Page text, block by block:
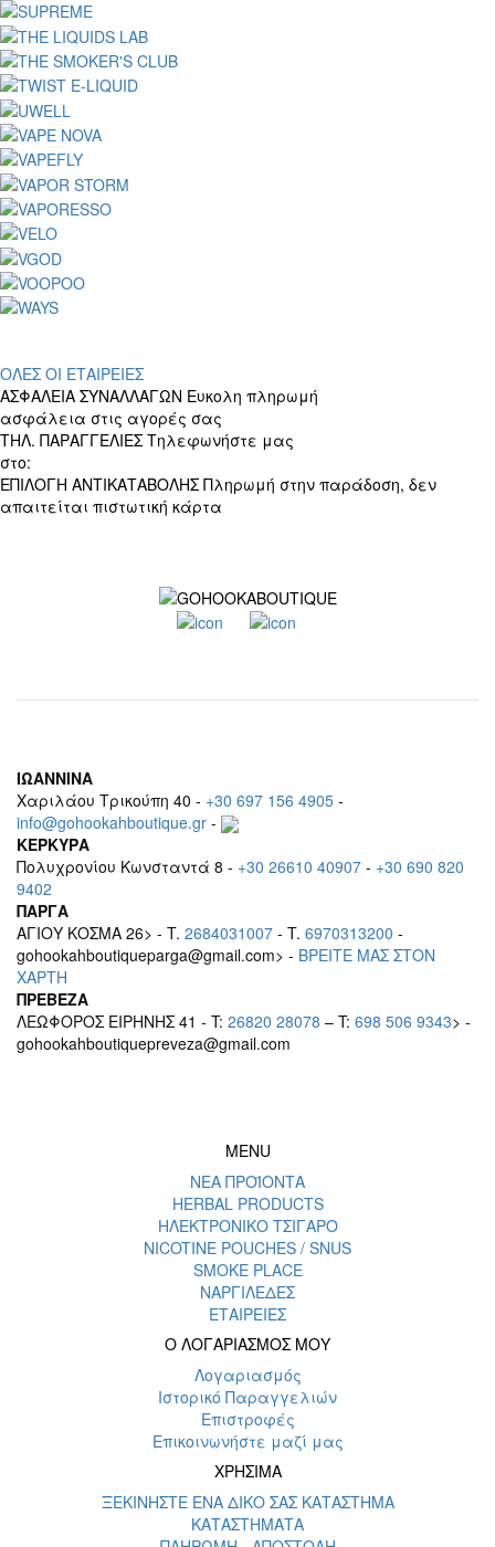
ΟΛΕΣ ΟΙ ΕΤΑΙΡΕΙΕΣ
ΑΣΦΑΛΕΙΑ ΣΥΝΑΛΛΑΓΩΝ Ευκολη πληρωμή
ασφάλεια στις αγορές σας
ΤΗΛ. ΠΑΡΑΓΓΕΛΙΕΣ Τηλεφωνήστε μας
στο:
ΕΠΙΛΟΓΗ ΑΝΤΙΚΑΤΑΒΟΛΗΣ Πληρωμή στην παράδοση, δεν
απαιτείται πιστωτική κάρτα
ΙΩΑΝΝΙΝΑ
Χαριλάου Τρικούπη 40 - +30 697 156 4905 -
info@gohookahboutique.gr -
ΚΕΡΚΥΡΑ
Πολυχρονίου Κωνσταντά 8 - +30 26610 40907 - +30 690 820
9402
ΠΑΡΓΑ
ΑΓΙΟΥ ΚΟΣΜΑ 26> - T. 2684031007 - T. 6970313200 -
gohookahboutiqueparga@gmail.com> - BΡEITE MAΣ ΣΤΟΝ
ΧΑΡΤΗ
ΠΡΕΒΕΖΑ
ΛΕΩΦΟΡΟΣ ΕΙΡΗΝΗΣ 41 - T: 26820 28078 – T: 698 506 9343> -
gohookahboutiquepreveza@gmail.com
MENU
ΝΕΑ ΠΡΟΪΟΝΤΑ
HERBAL PRODUCTS
ΗΛΕΚΤΡΟΝΙΚΟ ΤΣΙΓΑΡΟ
NICOTINE POUCHES / SNUS
SMOKE PLACE
ΝΑΡΓΙΛΕΔΕΣ
ΕΤΑΙΡΕΙΕΣ
Ο ΛΟΓΑΡΙΑΣΜΟΣ ΜΟΥ
Λογαριασμός
Ιστορικό Παραγγελιών
Επιστροφές
Επικοινωνήστε μαζί μας
ΧΡΗΣΙΜΑ
ΞΕΚΙΝΗΣΤΕ ΕΝΑ ΔΙΚΟ ΣΑΣ ΚΑΤΑΣΤΗΜΑ
ΚΑΤΑΣΤΗΜΑΤΑ